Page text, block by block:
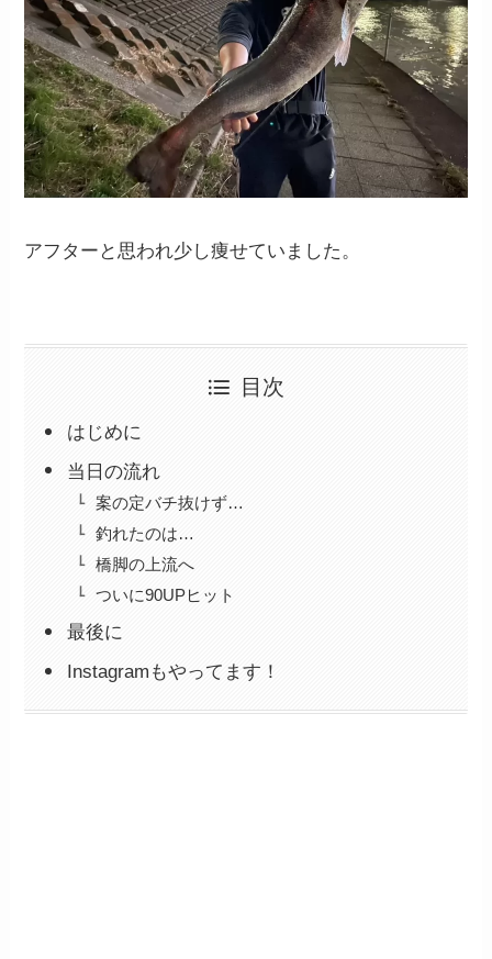
アフターと思われ少し痩せていました。
目次
はじめに
当日の流れ
案の定バチ抜けず…
釣れたのは…
橋脚の上流へ
ついに90UPヒット
最後に
Instagramもやってます！